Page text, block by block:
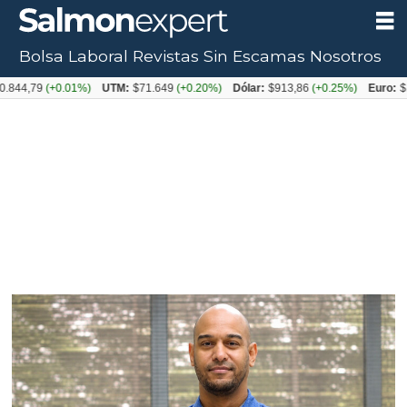
Tag:
Bolsa Laboral Revistas Sin Escamas Nosotros
(+0.01%) UTM: $71.649 (+0.20%) Dólar: $913,86(+0.25%) Euro: